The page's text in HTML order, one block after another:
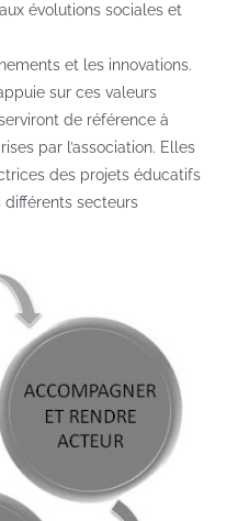
évolutions sociales et
et les innovations.
sur ces valeurs
de référence à
par l’association. Elles
des projets éducatifs
secteurs